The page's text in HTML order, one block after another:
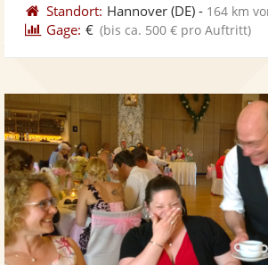
Standort: Hannover (DE) - 164 km
Gage: € (bis ca. 500 € pro Auftritt)